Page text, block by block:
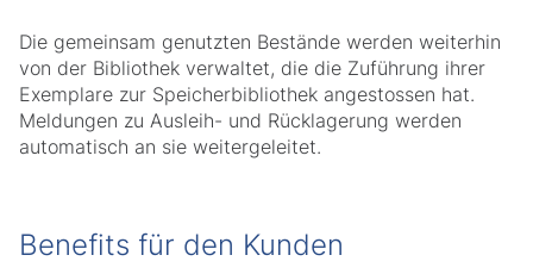
Die gemeinsam genutzten Bestände werden weiterhin
von der Bibliothek verwaltet, die die Zuführung ihrer
Exemplare zur Speicherbibliothek angestossen hat.
Meldungen zu Ausleih- und Rücklagerung werden
automatisch an sie weitergeleitet.
Benefits für den Kunden